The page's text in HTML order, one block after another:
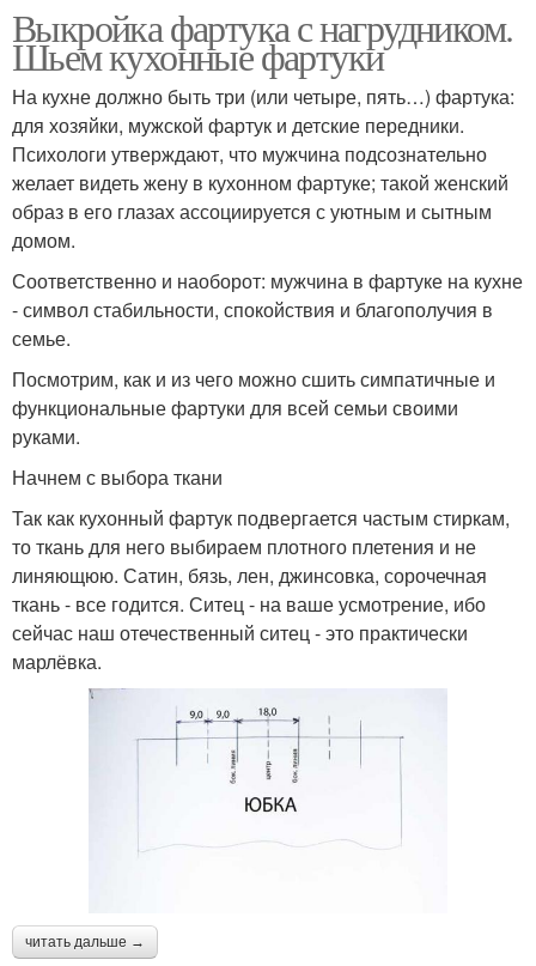
Выкройка фартука с нагрудником.
Шьем кухонные фартуки
На кухне должно быть три (или четыре, пять…) фартука:
для хозяйки, мужской фартук и детские передники.
Психологи утверждают, что мужчина подсознательно
желает видеть жену в кухонном фартуке; такой женский
образ в его глазах ассоциируется с уютным и сытным
домом.
Соответственно и наоборот: мужчина в фартуке на кухне
- символ стабильности, спокойствия и благополучия в
семье.
Посмотрим, как и из чего можно сшить симпатичные и
функциональные фартуки для всей семьи своими
руками.
Начнем с выбора ткани
Так как кухонный фартук подвергается частым стиркам,
то ткань для него выбираем плотного плетения и не
линяющюю. Сатин, бязь, лен, джинсовка, сорочечная
ткань - все годится. Ситец - на ваше усмотрение, ибо
сейчас наш отечественный ситец - это практически
марлёвка.
читать дальше →